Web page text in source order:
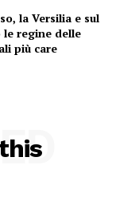
la Versilia e sul
regine delle
più care